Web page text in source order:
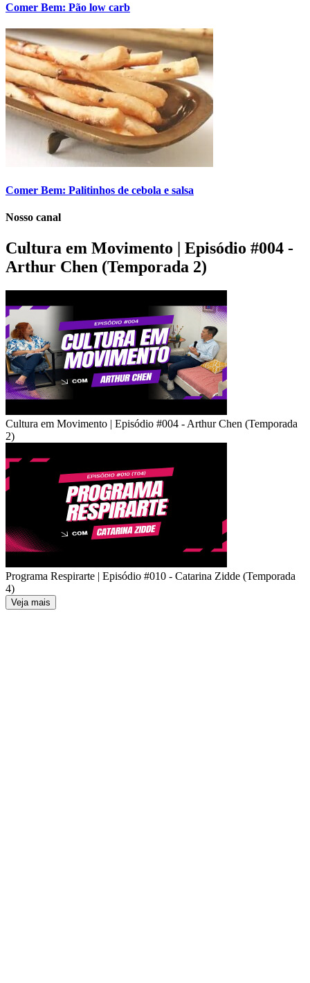
Comer Bem: Pão low carb
Comer Bem: Palitinhos de cebola e salsa
Nosso canal
Cultura em Movimento | Episódio #004 -
Arthur Chen (Temporada 2)
Cultura em Movimento | Episódio #004 - Arthur Chen (Temporada
2)
Programa Respirarte | Episódio #010 - Catarina Zidde (Temporada
4)
Veja mais